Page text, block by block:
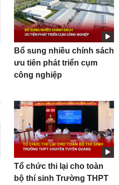
Bổ sung nhiều chính sách
ưu tiên phát triển cụm
công nghiệp
Tổ chức thi lại cho toàn
bộ thí sinh Trường THPT